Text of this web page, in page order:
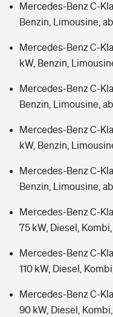
Mercedes-Benz C-
Benzin, Limousine,
Mercedes-Benz C-
kW, Benzin,
Mercedes-Benz C-
Benzin, Limousine,
Mercedes-Benz C-
kW, Benzin,
Mercedes-Benz C-
Benzin, Limousine,
Mercedes-Benz C-
75 kW, Diesel,
Mercedes-Benz C-
110 kW, Diesel,
Mercedes-Benz C-
90 kW, Diesel,